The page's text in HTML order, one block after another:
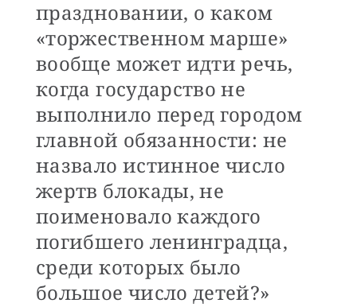
праздновании, о каком
«торжественном марше»
вообще может идти речь,
когда государство не
выполнило перед городом
главной обязанности: не
назвало истинное число
жертв блокады, не
поименовало каждого
погибшего ленинградца,
среди которых было
большое число детей?»